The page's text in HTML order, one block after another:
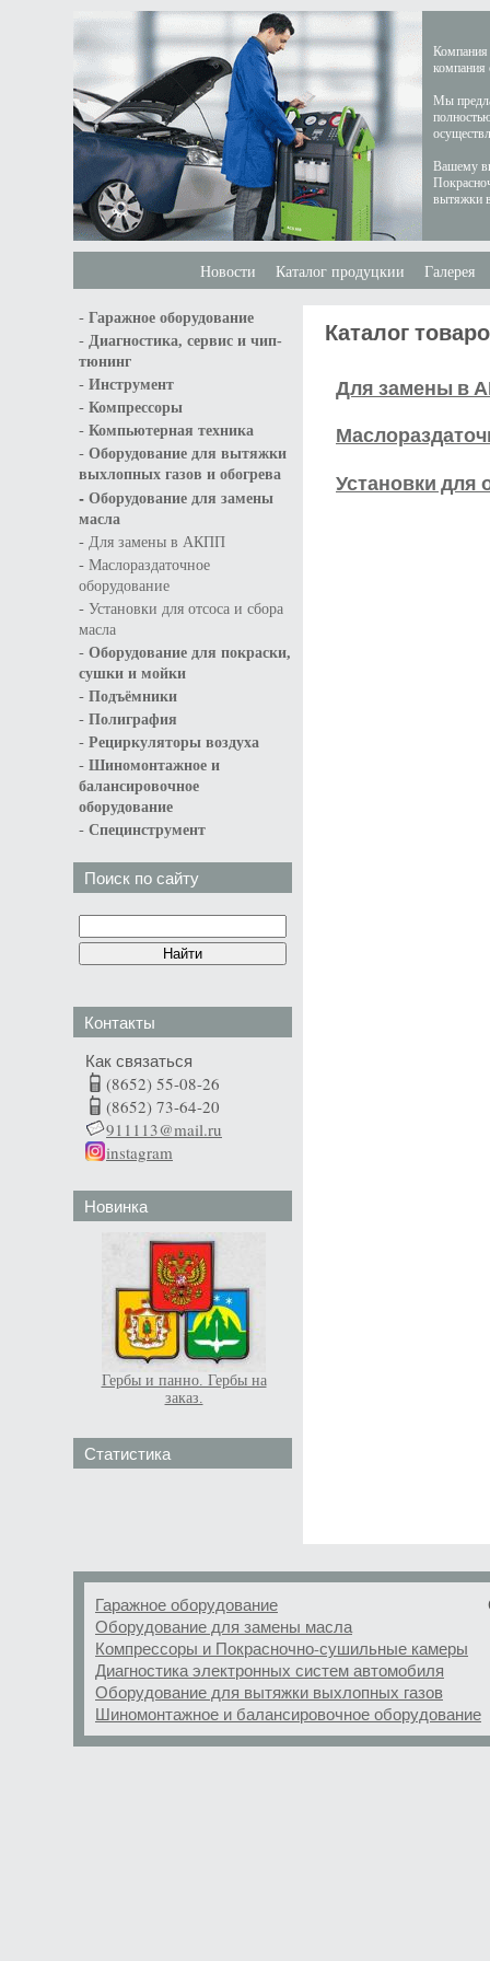
Компания
компания
Мы
Вашему
вытяжки
Новости Каталог продуцкии Галерея
- Гаражное оборудование
- Диагностика, сервис и чип-
тюнинг
- Инструмент
- Компрессоры
- Компьютерная техника
- Оборудование для вытяжки
выхлопных газов и обогрева
- Оборудование для замены
масла
- Для замены в АКПП
- Маслораздаточное
оборудование
- Установки для отсоса и сбора
масла
- Оборудование для покраски,
сушки и мойки
- Подъёмники
- Полиграфия
- Рециркуляторы воздуха
- Шиномонтажное и
балансировочное
оборудование
- Специнструмент
Поиск по сайту
Контакты
Как связаться
(8652) 55-08-26
(8652) 73-64-20
911113@mail.ru
instagram
Новинка
Гербы и панно. Гербы на
заказ.
Статистика
Каталог
Для замены в
Установки для
Гаражное оборудование
Оборудование для замены масла
Компрессоры и Покрасночно-сушильные камеры
Диагностика электронных систем автомобиля
Оборудование для вытяжки выхлопных газов
Шиномонтажное и балансировочное оборудование